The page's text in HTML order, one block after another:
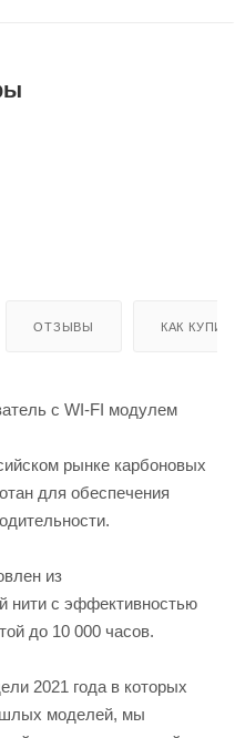
ОТЗЫВЫ КАК
с WI-FI модулем
рынке карбоновых
для обеспечения
из
нити с эффективностью
до 10 000 часов.
2021 года в которых
моделей, мы